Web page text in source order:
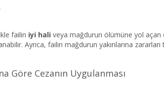
failin iyi hali veya mağdurun ölümüne yol açan
Ayrıca, failin mağdurun yakınlarına
Göre Cezanın Uygulanması